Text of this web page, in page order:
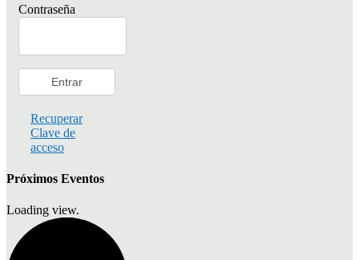
Contraseña
Recuperar
Clave de
acceso
Próximos Eventos
Loading view.